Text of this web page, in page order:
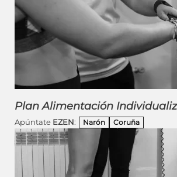
Plan Alimentación
Apúntate EZEN: Narón Coruña